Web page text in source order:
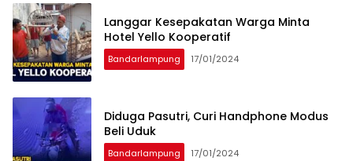
Langgar Kesepakatan Warga Minta
Hotel Yello Kooperatif
Bandarlampung 17/01/2024
Diduga Pasutri, Curi Handphone Modus
Beli Uduk
Bandarlampung 17/01/2024